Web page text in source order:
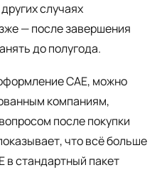
случаях
— после завершения
до полугода.
CAE, можно
компаниям,
после покупки
что всё больше
в стандартный пакет